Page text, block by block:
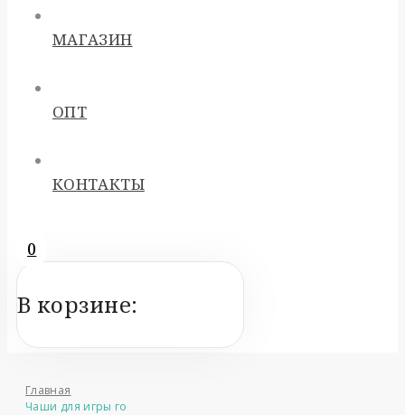
МАГАЗИН
ОПТ
КОНТАКТЫ
0
В корзине:
Главная
Чаши для игры го